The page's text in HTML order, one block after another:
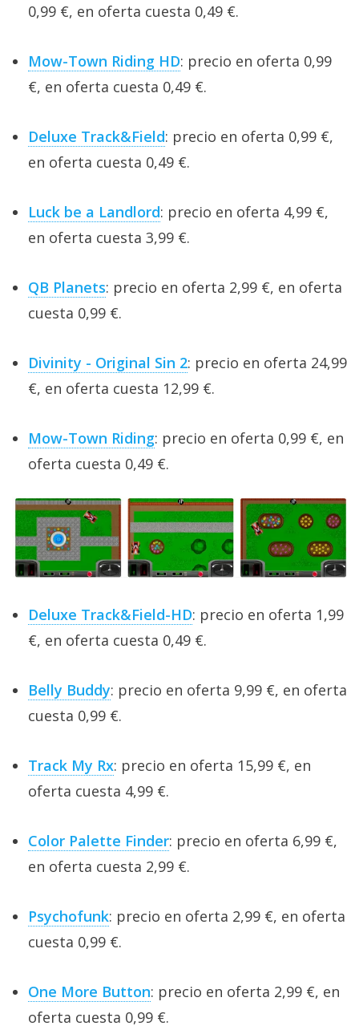
0,99 €, en oferta cuesta 0,49 €.
Mow-Town Riding HD: precio en oferta 0,99
€, en oferta cuesta 0,49 €.
Deluxe Track&Field: precio en oferta 0,99 €,
en oferta cuesta 0,49 €.
Luck be a Landlord: precio en oferta 4,99 €,
en oferta cuesta 3,99 €.
QB Planets: precio en oferta 2,99 €, en oferta
cuesta 0,99 €.
Divinity - Original Sin 2: precio en oferta 24,99
€, en oferta cuesta 12,99 €.
Mow-Town Riding: precio en oferta 0,99 €, en
oferta cuesta 0,49 €.
Deluxe Track&Field-HD: precio en oferta 1,99
€, en oferta cuesta 0,49 €.
Belly Buddy: precio en oferta 9,99 €, en oferta
cuesta 0,99 €.
Track My Rx: precio en oferta 15,99 €, en
oferta cuesta 4,99 €.
Color Palette Finder: precio en oferta 6,99 €,
en oferta cuesta 2,99 €.
Psychofunk: precio en oferta 2,99 €, en oferta
cuesta 0,99 €.
One More Button: precio en oferta 2,99 €, en
oferta cuesta 0,99 €.